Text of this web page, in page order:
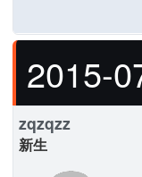
2015-
zqzqzz
新生